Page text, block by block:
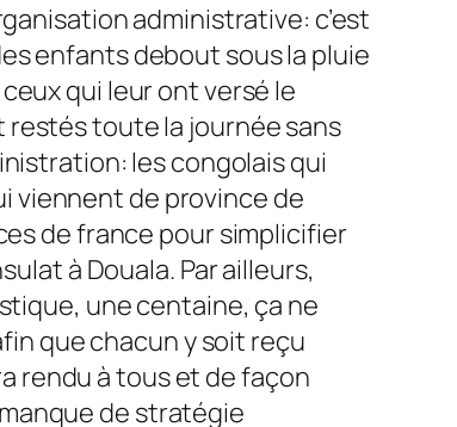
administrative: c’est
enfants debout sous la pluie
qui leur ont versé le
restés toute la journée sans
les congolais qui
viennent de province de
de france pour simplicifier
à Douala. Par ailleurs,
une centaine, ça ne
que chacun y soit reçu
rendu à tous et de façon
de stratégie